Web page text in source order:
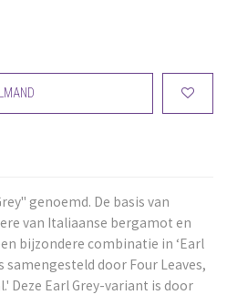
genoemd. De basis van
van Italiaanse bergamot en
bijzondere combinatie in ‘Earl
samengesteld door Four Leaves,
Deze Earl Grey-variant is door